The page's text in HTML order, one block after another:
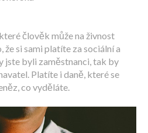
člověk může na živnost
si sami platíte za sociální a
jste byli zaměstnanci, tak by
Platíte i daně, které se
co vyděláte.